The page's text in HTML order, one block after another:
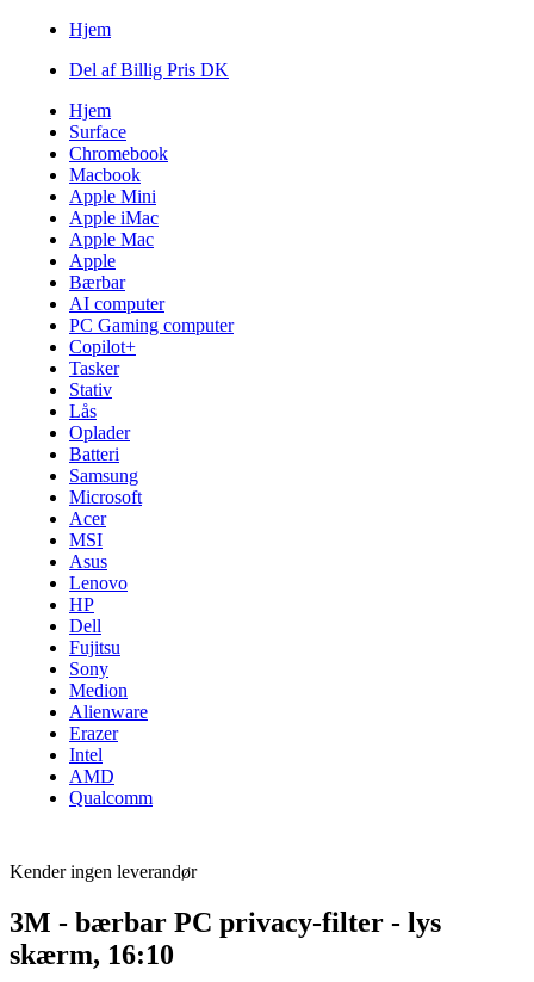
Hjem
Del af Billig Pris DK
Hjem
Surface
Chromebook
Macbook
Apple Mini
Apple iMac
Apple Mac
Apple
Bærbar
AI computer
PC Gaming computer
Copilot+
Tasker
Stativ
Lås
Oplader
Batteri
Samsung
Microsoft
Acer
MSI
Asus
Lenovo
HP
Dell
Fujitsu
Sony
Medion
Alienware
Erazer
Intel
AMD
Qualcomm
Kender ingen leverandør
3M - bærbar PC privacy-filter - lys
skærm, 16:10